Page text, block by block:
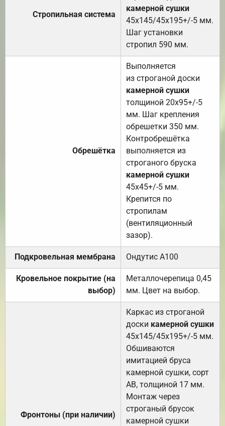
Стропильная система
камерной сушки
45х145/45х195+/-5 мм.
Шаг установки
стропил 590 мм.
Обрешётка
Выполняется
из строганой доски
камерной сушки
толщиной 20х95+/-5
мм. Шаг крепления
обрешетки 350 мм.
Контробрешётка
выполняется из
строганого бруска
камерной сушки
45х45+/-5 мм.
Крепится по
стропилам
(вентиляционный
зазор).
Подкровельная мембрана Ондутис А100
Кровельное покрытие (на
выбор)
Металлочерепица 0,45
мм. Цвет на выбор.
Фронтоны (при наличии)
Каркас из строганой
доски камерной сушки
45х145/45х195+/-5 мм.
Обшиваются
имитацией бруса
камерной сушки, сорт
АВ, толщиной 17 мм.
Монтаж через
строганый брусок
камерной сушки